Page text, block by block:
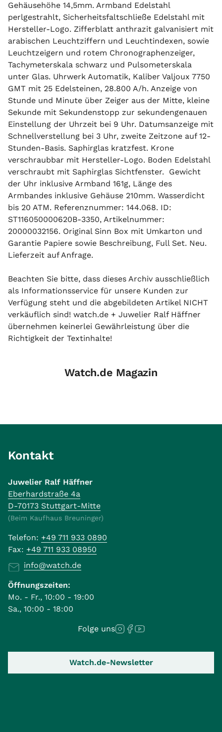
Gehäusehöhe 14,5mm. Armband Edelstahl
perlgestrahlt, Sicherheitsfaltschließe Edelstahl mit
Hersteller-Logo. Zifferblatt anthrazit galvanisiert mit
arabischen Leuchtziffern und Leuchtindexen, sowie
Leuchtzeigern und rotem Chronographenzeiger,
Tachymeterskala schwarz und Pulsometerskala
unter Glas. Uhrwerk Automatik, Kaliber Valjoux 7750
GMT mit 25 Edelsteinen, 28.800 A/h. Anzeige von
Stunde und Minute über Zeiger aus der Mitte, kleine
Sekunde mit Sekundenstopp zur sekundengenauen
Einstellung der Uhrzeit bei 9 Uhr. Datumsanzeige mit
Schnellverstellung bei 3 Uhr, zweite Zeitzone auf 12-
Stunden-Basis. Saphirglas kratzfest. Krone
verschraubbar mit Hersteller-Logo. Boden Edelstahl
verschraubt mit Saphirglas Sichtfenster.
Gewicht
der Uhr inklusive Armband 161g, Länge des
Armbandes inklusive Gehäuse 210mm. Wasserdicht
bis 20 ATM. Referenznummer: 144.068. ID:
ST116050000620B-3350, Artikelnummer:
20000032156. Original Sinn Box mit Umkarton und
Garantie Papiere sowie Beschreibung, Full Set. Neu.
Lieferzeit auf Anfrage.
Beachten Sie bitte, dass dieses Archiv ausschließlich
als Informationsservice für unsere Kunden zur
Verfügung steht und die abgebildeten Artikel NICHT
verkäuflich sind! watch.de + Juwelier Ralf Häffner
übernehmen keinerlei Gewährleistung über die
Richtigkeit der Textinhalte!
Watch.de Magazin
Kontakt
Juwelier Ralf Häffner
Eberhardstraße 4a
D-70173 Stuttgart-Mitte
(Beim Kaufhaus Breuninger)
Telefon: +49 711 933 0890
Fax: +49 711 933 08950
info@watch.de
Öffnungszeiten:
Mo. - Fr., 10:00 - 19:00
Sa., 10:00 - 18:00
Folge uns
Watch.de-Newsletter